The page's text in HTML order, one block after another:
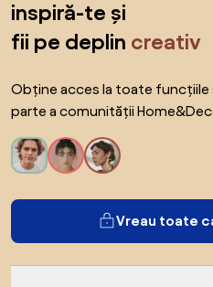
inspiră-te și
fii pe deplin creativ
Obține acces la toate funcțiile
parte a comunității
Vreau toate